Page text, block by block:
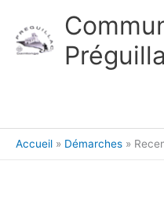
Accueil Démarches